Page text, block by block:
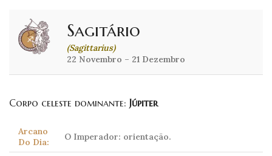
Sagitário
(Sagittarius)
22 Novembro – 21 Dezembro
Corpo celeste dominante: Júpiter
Arcano
Do Dia:
O Imperador: orientação.